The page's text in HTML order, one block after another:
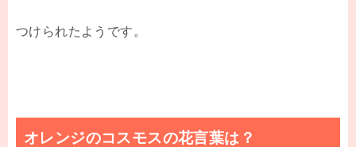
つけられたようです。
オレンジのコスモスの花言葉は？